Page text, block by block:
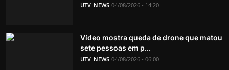
UTV_NEWS 04/08/2026 - 14:20
Vídeo mostra queda de drone que matou
sete pessoas em p...
UTV_NEWS 04/08/2026 - 06:00